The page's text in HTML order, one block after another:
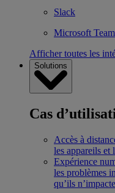
Slack
Microsoft
Afficher toutes les
Solutions
Cas
Accès à
les appareils et
Expérience
les problèmes
qu’ils